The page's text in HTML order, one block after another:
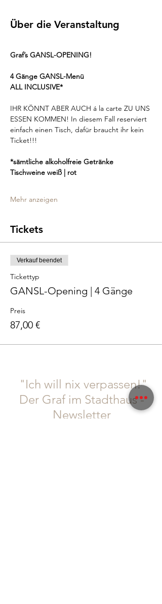
Über die Veranstaltung
Graf’s GANSL-OPENING!
4 Gänge GANSL-Menü
ALL INCLUSIVE*
IHR KÖNNT ABER AUCH á la carte ZU UNS
ESSEN KOMMEN! In diesem Fall reserviert
einfach einen Tisch, dafür braucht ihr kein
Ticket!!!
*sämtliche alkoholfreie Getränke
Tischweine weiß | rot
Mehr anzeigen
Tickets
Verkauf beendet
Tickettyp
GANSL-Opening | 4 Gänge
Preis
87,00 €
"Ich will nix verpassen!"
Der Graf im Stadthaus -
Newsletter